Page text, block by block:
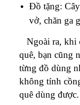
Đồ tặng:
vở, chăn ga
Ngoài ra, khi
quê, bạn cũng
từng đồ dùng
không tính
quê dùng được.